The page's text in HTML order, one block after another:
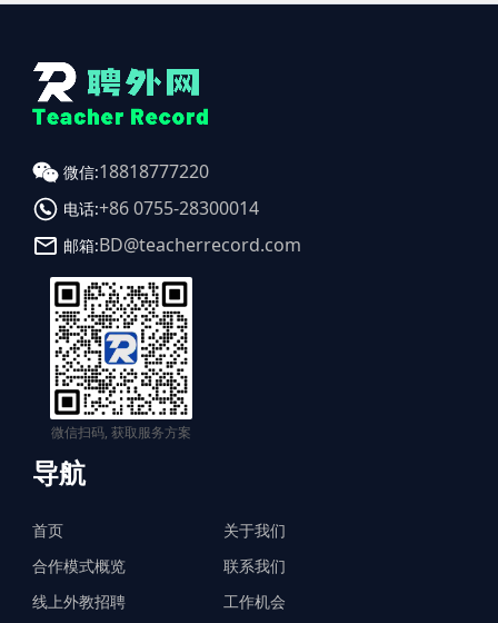
微信:18818777220
电话:+86 0755-28300014
邮箱:BD@teacherrecord.com
微信扫码, 获取服务方案
导航
首页
合作模式概览
线上外教招聘
关于我们
联系我们
工作机会